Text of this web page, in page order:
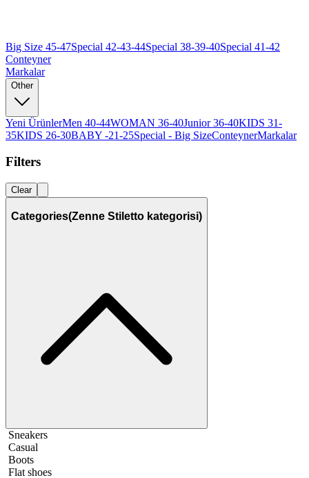
Big Size 45-47Special 42-43-44Special 38-39-40Special 41-42
Conteyner
Markalar
Other
Yeni ÜrünlerMen 40-44WOMAN 36-40Junior 36-40KIDS 31-
35KIDS 26-30BABY -21-25Special - Big SizeConteynerMarkalar
Filters
Clear
Categories(Zenne Stiletto kategorisi)
Sneakers
Casual
Boots
Flat shoes